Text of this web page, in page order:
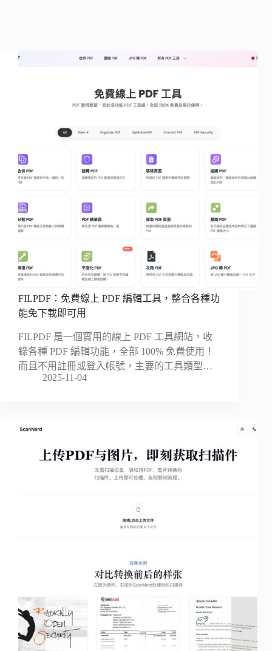
FILPDF：免費線上 PDF 編輯工具，整合各種功
能免下載即可用
FILPDF 是一個實用的線上 PDF 工具網站，收
錄各種 PDF 編輯功能，全部 100% 免費使用！
而且不用註冊或登入帳號，主要的工具類型…
2025-11-04